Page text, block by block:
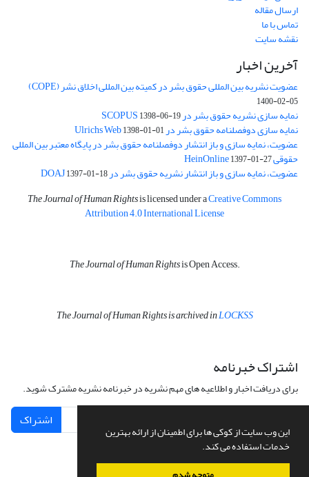
این وب سایت از کوکی ها برای اطمینان از ارائه بهترین
خدمات استفاده می کند.
ارسال مقاله
تماس با ما
نقشه سایت
آخرین اخبار
عضویت نشریه بین المللی حقوق بشر در کمیته بین المللی اخلاق نشر (COPE)
1400-02-05
نمایه سازی نشریه حقوق بشر در SCOPUS1398-06-19
نمایه سازی دوفصلنامه حقوق بشر در Ulrichs Web1398-01-01
عضویت، نمایه سازی و باز انتشار دوفصلنامه حقوق بشر در پایگاه معتبر بین المللی
حقوقی HeinOnline1397-01-27
عضویت، نمایه سازی و باز انتشار نشریه حقوق بشر در DOAJ1397-01-18
The Journal of Human Rightsis licensed under aCreative Commons
Attribution 4.0 International License
The Journal of Human Rightsis Open Access.
The Journal of Human Rights is archived inLOCKSS
اشتراک خبرنامه
برای دریافت اخبار و اطلاعیه های مهم نشریه در خبرنامه نشریه مشترک شوید.
اشتراک